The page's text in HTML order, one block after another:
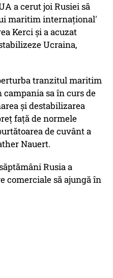
a cerut joi Rusiei să
maritim internaţional'
Kerci şi a acuzat
Ucraina,
tranzitul maritim
sa în curs de
şi destabilizarea
faţă de normele
de cuvânt a
Nauert.
Rusia a
comerciale să ajungă în